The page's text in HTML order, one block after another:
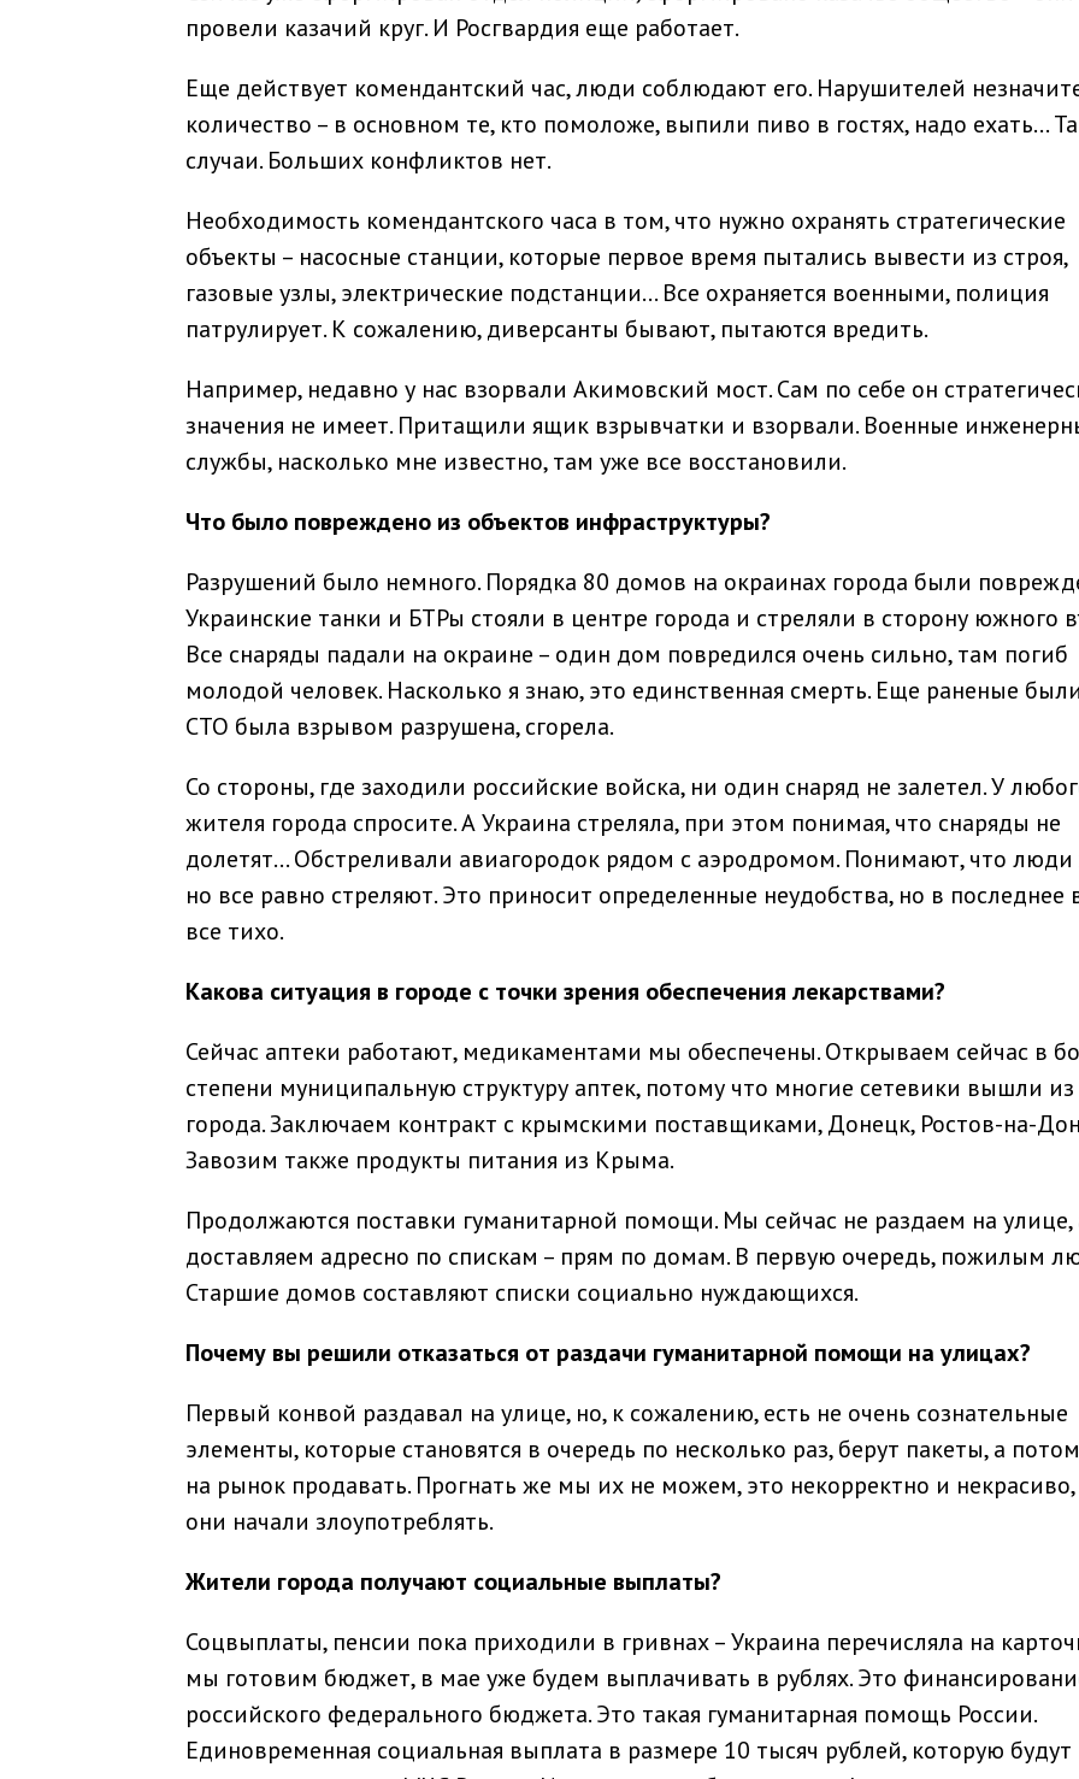
провели казачий круг. И Росгвардия еще работает.
Еще действует комендантский час, люди соблюдают его. Нарушителей
количество – в основном те, кто помоложе, выпили пиво в гостях, надо ехать…
случаи. Больших конфликтов нет.
Необходимость комендантского часа в том, что нужно охранять стратегические
объекты – насосные станции, которые первое время пытались вывести из строя,
газовые узлы, электрические подстанции… Все охраняется военными, полиция
патрулирует. К сожалению, диверсанты бывают, пытаются вредить.
Например, недавно у нас взорвали Акимовский мост. Сам по себе он
значения не имеет. Притащили ящик взрывчатки и взорвали. Военные
службы, насколько мне известно, там уже все восстановили.
Что было повреждено из объектов инфраструктуры?
Разрушений было немного. Порядка 80 домов на окраинах города были
Украинские танки и БТРы стояли в центре города и стреляли в сторону южного
Все снаряды падали на окраине – один дом повредился очень сильно, там погиб
молодой человек. Насколько я знаю, это единственная смерть. Еще раненые
СТО была взрывом разрушена, сгорела.
Со стороны, где заходили российские войска, ни один снаряд не залетел. У
жителя города спросите. А Украина стреляла, при этом понимая, что снаряды не
долетят… Обстреливали авиагородок рядом с аэродромом. Понимают, что люди
но все равно стреляют. Это приносит определенные неудобства, но в последнее
все тихо.
Какова ситуация в городе с точки зрения обеспечения лекарствами?
Сейчас аптеки работают, медикаментами мы обеспечены. Открываем сейчас в
степени муниципальную структуру аптек, потому что многие сетевики вышли из
города. Заключаем контракт с крымскими поставщиками, Донецк, Ростов-на-
Завозим также продукты питания из Крыма.
Продолжаются поставки гуманитарной помощи. Мы сейчас не раздаем на улице,
доставляем адресно по спискам – прям по домам. В первую очередь, пожилым
Старшие домов составляют списки социально нуждающихся.
Почему вы решили отказаться от раздачи гуманитарной помощи на улицах?
Первый конвой раздавал на улице, но, к сожалению, есть не очень сознательные
элементы, которые становятся в очередь по несколько раз, берут пакеты, а
на рынок продавать. Прогнать же мы их не можем, это некорректно и
они начали злоупотреблять.
Жители города получают социальные выплаты?
Соцвыплаты, пенсии пока приходили в гривнах – Украина перечисляла на
мы готовим бюджет, в мае уже будем выплачивать в рублях. Это
российского федерального бюджета. Это такая гуманитарная помощь России.
Единовременная социальная выплата в размере 10 тысяч рублей, которую будут